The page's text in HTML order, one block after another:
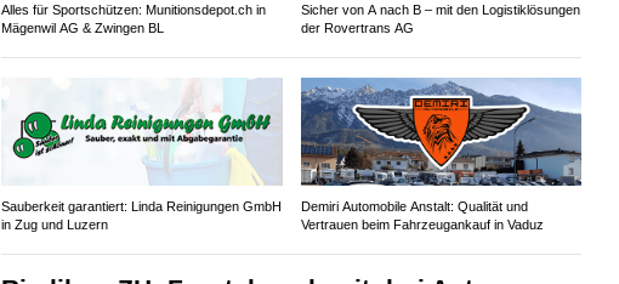
Alles für Sportschützen: Munitionsdepot.ch in
Mägenwil AG & Zwingen BL
Sicher von A nach B – mit den Logistiklösungen
der Rovertrans AG
Sauberkeit garantiert: Linda Reinigungen GmbH
in Zug und Luzern
Demiri Automobile Anstalt: Qualität und
Vertrauen beim Fahrzeugankauf in Vaduz